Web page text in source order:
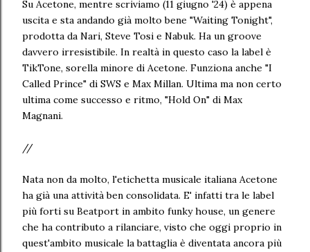
Su Acetone, mentre scriviamo (11 giugno '24) è appena
uscita e sta andando già molto bene "Waiting Tonight",
prodotta da Nari, Steve Tosi e Nabuk. Ha un groove
davvero irresistibile. In realtà in questo caso la label è
TikTone, sorella minore di Acetone. Funziona anche "I
Called Prince" di SWS e Max Millan. Ultima ma non certo
ultima come successo e ritmo, "Hold On" di Max
Magnani.
//
Nata non da molto, l'etichetta musicale italiana Acetone
ha già una attività ben consolidata. E' infatti tra le label
più forti su Beatport in ambito funky house, un genere
che ha contributo a rilanciare, visto che oggi proprio in
quest'ambito musicale la battaglia è diventata ancora più